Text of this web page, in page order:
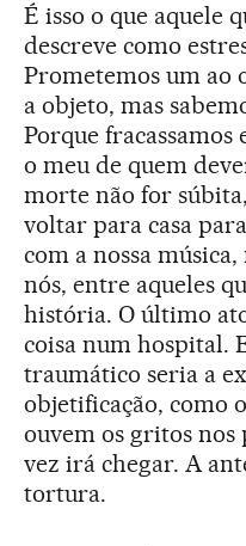
É isso o que aquele
descreve como
Prometemos um ao
a objeto, mas
Porque
o meu de quem
morte não for
voltar para casa
com a nossa
nós, entre aqueles
história. O último
coisa num hospital.
traumático seria a
objetificação, como
ouvem os gritos nos
vez irá chegar. A
tortura.